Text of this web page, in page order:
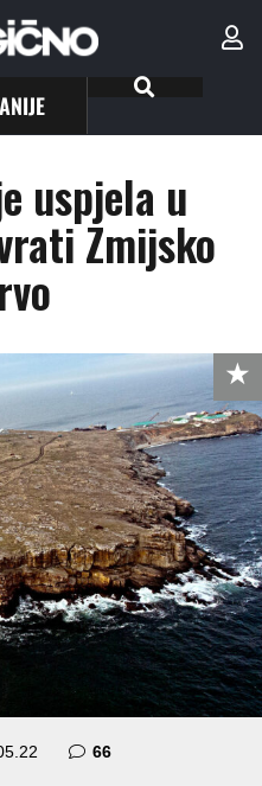
uspjela u
Zmijsko
66komentara